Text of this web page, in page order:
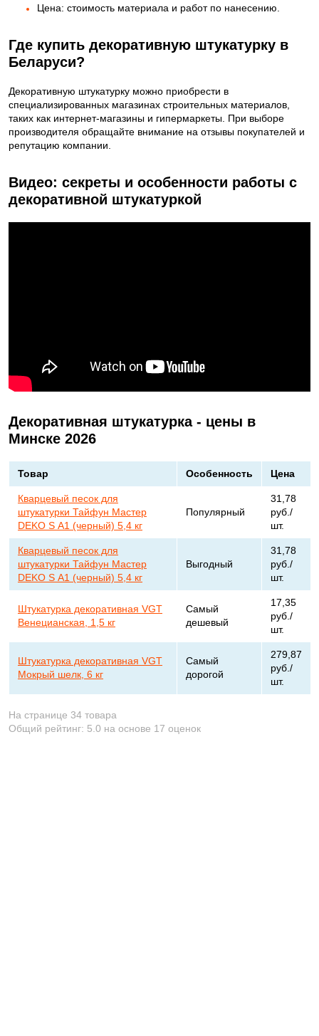
Цена: стоимость материала и работ по нанесению.
Где купить декоративную штукатурку в
Беларуси?
Декоративную штукатурку можно приобрести в
специализированных магазинах строительных материалов,
таких как интернет-магазины и гипермаркеты. При выборе
производителя обращайте внимание на отзывы покупателей и
репутацию компании.
Видео: секреты и особенности работы с
декоративной штукатуркой
Декоративная штукатурка - цены в
Минске 2026
Товар Особенность Цена
Кварцевый песок для
штукатурки Тайфун Мастер
DEKO S А1 (черный) 5,4 кг
Популярный
31,78
руб./
шт.
Кварцевый песок для
штукатурки Тайфун Мастер
DEKO S А1 (черный) 5,4 кг
Выгодный
31,78
руб./
шт.
Штукатурка декоративная VGT
Венецианская, 1,5 кг
Самый
дешевый
17,35
руб./
шт.
Штукатурка декоративная VGT
Мокрый шелк, 6 кг
Самый
дорогой
279,87
руб./
шт.
На странице 34 товара
Общий рейтинг: 5.0 на основе 17 оценок